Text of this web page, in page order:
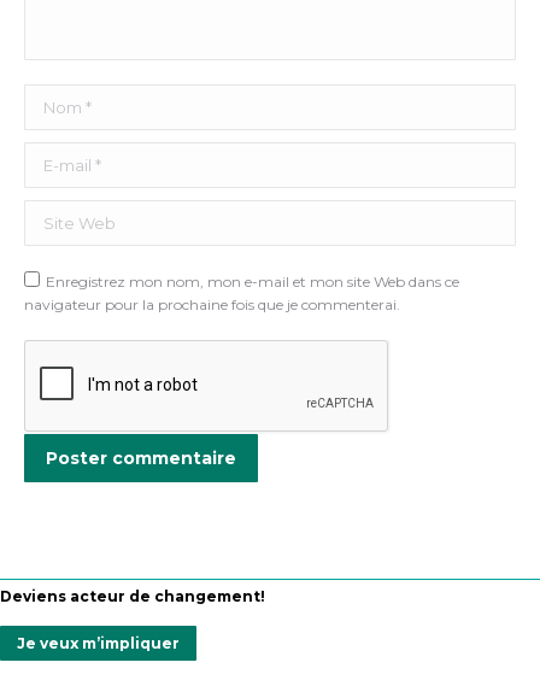
Enregistrez mon nom, mon e-mail et mon site Web dans ce
navigateur pour la prochaine fois que je commenterai.
Poster commentaire
Deviens acteur de changement!
Je veux m’impliquer